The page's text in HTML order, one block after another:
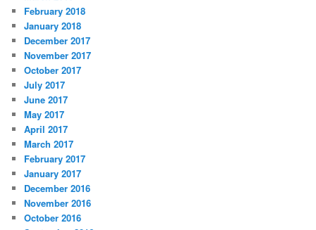
February 2018
January 2018
December 2017
November 2017
October 2017
July 2017
June 2017
May 2017
April 2017
March 2017
February 2017
January 2017
December 2016
November 2016
October 2016